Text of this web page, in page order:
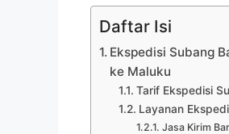
Daftar Isi
Ekspedisi Subang
ke Maluku
Tarif Ekspedisi
Layanan
Jasa Kirim